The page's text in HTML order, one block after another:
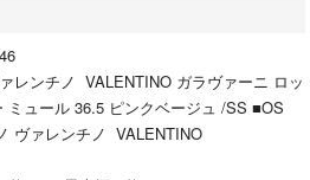
レンチノ VALENTINO ガラヴァーニ ロッ
ミュール 36.5 ピンクベージュ /SS ■OS
ヴァレンチノ VALENTINO